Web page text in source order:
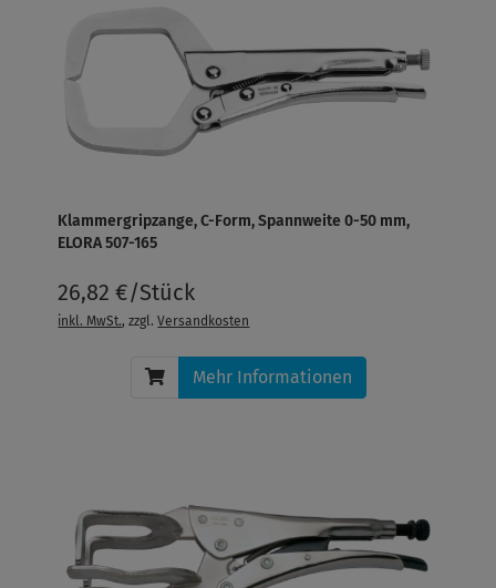
Klammergripzange, C-Form, Spannweite 0-50 mm,
ELORA 507-165
26,82 €/Stück
inkl. MwSt., zzgl.Versandkosten
Mehr Informationen